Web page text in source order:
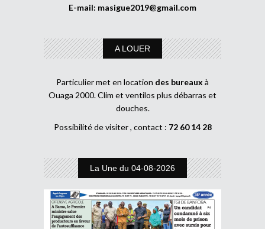
E-mail: masigue2019@gmail.com
A LOUER
Particulier met en location des bureaux à
Ouaga 2000. Clim et ventilos plus débarras et
douches.
Possibilité de visiter , contact : 72 60 14 28
La Une du 04-08-2026